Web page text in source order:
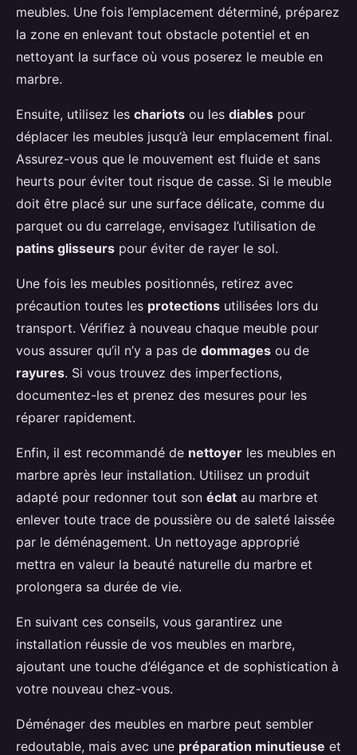
meubles. Une fois l’emplacement déterminé, préparez
la zone en enlevant tout obstacle potentiel et en
nettoyant la surface où vous poserez le meuble en
marbre.
Ensuite, utilisez les chariots ou les diables pour
déplacer les meubles jusqu’à leur emplacement final.
Assurez-vous que le mouvement est fluide et sans
heurts pour éviter tout risque de casse. Si le meuble
doit être placé sur une surface délicate, comme du
parquet ou du carrelage, envisagez l’utilisation de
patins glisseurs pour éviter de rayer le sol.
Une fois les meubles positionnés, retirez avec
précaution toutes les protections utilisées lors du
transport. Vérifiez à nouveau chaque meuble pour
vous assurer qu’il n’y a pas de dommages ou de
rayures. Si vous trouvez des imperfections,
documentez-les et prenez des mesures pour les
réparer rapidement.
Enfin, il est recommandé de nettoyer les meubles en
marbre après leur installation. Utilisez un produit
adapté pour redonner tout son éclat au marbre et
enlever toute trace de poussière ou de saleté laissée
par le déménagement. Un nettoyage approprié
mettra en valeur la beauté naturelle du marbre et
prolongera sa durée de vie.
En suivant ces conseils, vous garantirez une
installation réussie de vos meubles en marbre,
ajoutant une touche d’élégance et de sophistication à
votre nouveau chez-vous.
Déménager des meubles en marbre peut sembler
redoutable, mais avec une préparation minutieuse et